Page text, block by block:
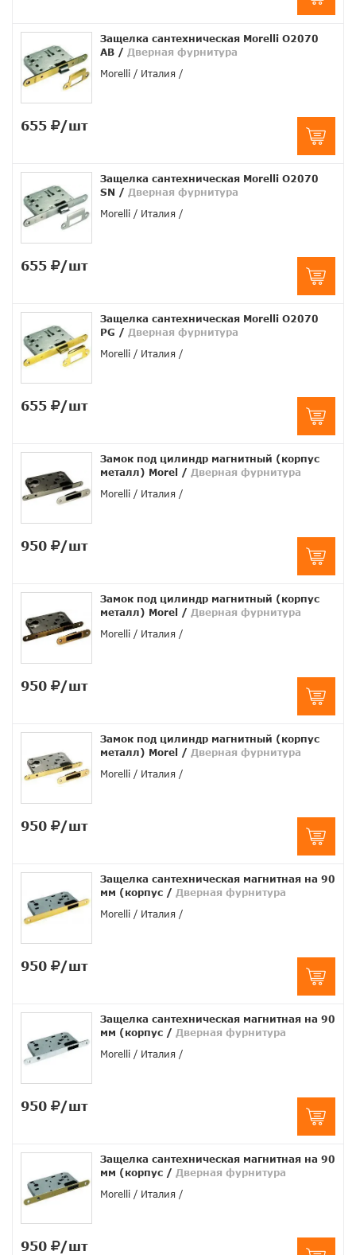
Защелка сантехническая Morelli O2070
AB / Дверная фурнитура
Morelli
Италия
655 /шт
Защелка сантехническая Morelli O2070
SN / Дверная фурнитура
Morelli
Италия
655 /шт
Защелка сантехническая Morelli O2070
PG / Дверная фурнитура
Morelli
Италия
655 /шт
Замок под цилиндр магнитный (корпус
металл) Morel / Дверная фурнитура
Morelli
Италия
950 /шт
Замок под цилиндр магнитный (корпус
металл) Morel / Дверная фурнитура
Morelli
Италия
950 /шт
Замок под цилиндр магнитный (корпус
металл) Morel / Дверная фурнитура
Morelli
Италия
950 /шт
Защелка сантехническая магнитная на 90
мм (корпус / Дверная фурнитура
Morelli
Италия
950 /шт
Защелка сантехническая магнитная на 90
мм (корпус / Дверная фурнитура
Morelli
Италия
950 /шт
Защелка сантехническая магнитная на 90
мм (корпус / Дверная фурнитура
Morelli
Италия
950 /шт